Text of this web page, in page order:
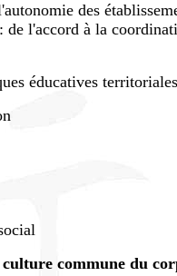
des
de l'accord à la
éducatives
commune du